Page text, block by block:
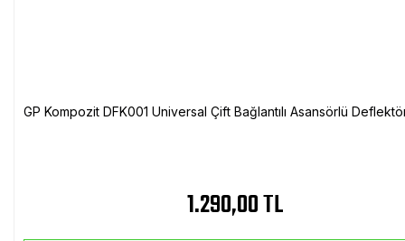
GP Kompozit DFK001 Universal Çift Bağlantılı Asansörlü
1.290,00 TL